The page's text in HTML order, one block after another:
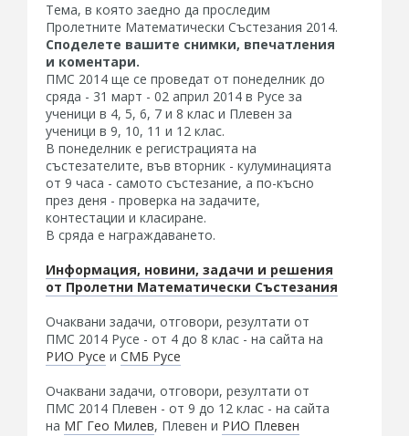
Тема, в която заедно да проследим
Пролетните Математически Състезания 2014.
Споделете вашите снимки, впечатления
и коментари.
ПМС 2014 ще се проведат от понеделник до
сряда - 31 март - 02 април 2014 в Русе за
ученици в 4, 5, 6, 7 и 8 клас и Плевен за
ученици в 9, 10, 11 и 12 клас.
В понеделник е регистрацията на
състезателите, във вторник - кулуминацията
от 9 часа - самото състезание, а по-късно
през деня - проверка на задачите,
контестации и класиране.
В сряда е награждаването.
Информация, новини, задачи и решения
от Пролетни Математически Състезания
Очаквани задачи, отговори, резултати от
ПМС 2014 Русе - от 4 до 8 клас - на сайта на
РИО Русе и СМБ Русе
Очаквани задачи, отговори, резултати от
ПМС 2014 Плевен - от 9 до 12 клас - на сайта
на МГ Гео Милев, Плевен и РИО Плевен